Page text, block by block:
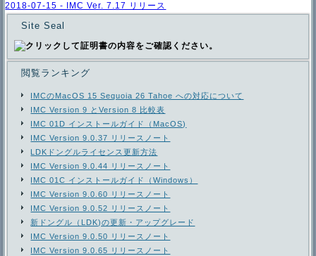
2018-07-15 - IMC Ver. 7.17 リリース
Site Seal
閲覧ランキング
IMCのMacOS 15 Sequoia 26 Tahoe への対応について
IMC Version 9 とVersion 8 比較表
IMC 01D インストールガイド（MacOS)
IMC Version 9.0.37 リリースノート
LDKドングルライセンス更新方法
IMC Version 9.0.44 リリースノート
IMC 01C インストールガイド（Windows）
IMC Version 9.0.60 リリースノート
IMC Version 9.0.52 リリースノート
新ドングル（LDK)の更新・アップグレード
IMC Version 9.0.50 リリースノート
IMC Version 9.0.65 リリースノート